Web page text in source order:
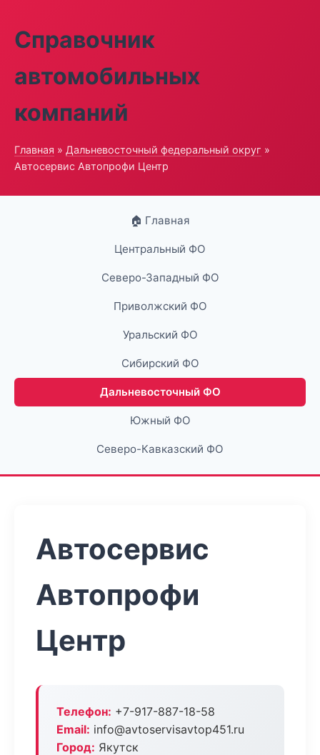
Справочник
автомобильных
компаний
Главная » Дальневосточный федеральный округ »
Автосервис Автопрофи Центр
🏠 Главная
Центральный ФО
Северо-Западный ФО
Приволжский ФО
Уральский ФО
Сибирский ФО
Дальневосточный ФО
Южный ФО
Северо-Кавказский ФО
Автосервис
Автопрофи
Центр
Телефон: +7-917-887-18-58
Email: info@avtoservisavtop451.ru
Город: Якутск